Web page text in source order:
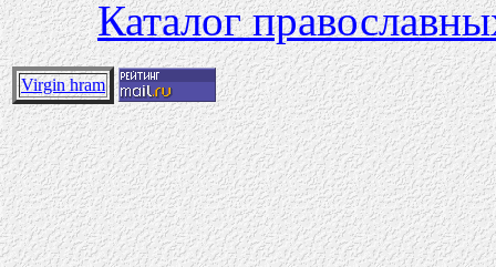
Каталог
Virgin hram